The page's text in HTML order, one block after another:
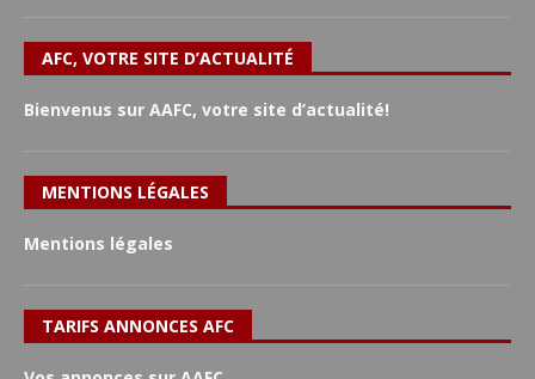
AFC, VOTRE SITE D’ACTUALITÉ
Bienvenus sur AAFC, votre site d’actualité!
MENTIONS LÉGALES
Mentions légales
TARIFS ANNONCES AFC